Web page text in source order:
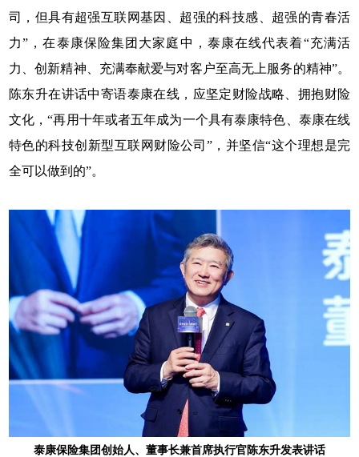
司，但具有超强互联网基因、超强的科技感、超强的青春活
力”，在泰康保险集团大家庭中，泰康在线代表着“充满活
力、创新精神、充满奉献爱与对客户至高无上服务的精神”。
陈东升在讲话中寄语泰康在线，应坚定财险战略、拥抱财险
文化，“再用十年或者五年成为一个具有泰康特色、泰康在线
特色的科技创新型互联网财险公司”，并坚信“这个理想是完
全可以做到的”。
泰康保险集团创始人、董事长兼首席执行官陈东升发表讲话